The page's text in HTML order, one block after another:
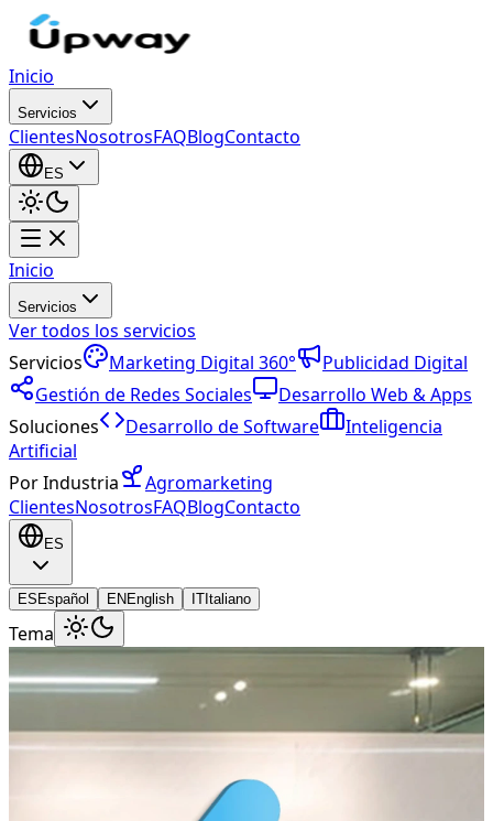
Inicio
Servicios
ClientesNosotrosFAQBlogContacto
ES
Inicio
Servicios
Ver todos los servicios
Servicios
Marketing Digital 360°
Publicidad Digital
Gestión de Redes Sociales
Desarrollo Web & Apps
Soluciones
Desarrollo de Software
Inteligencia
Artificial
Por Industria
Agromarketing
ClientesNosotrosFAQBlogContacto
ES
ES Español EN English IT Italiano
Tema
Términos y Condiciones
Lee nuestros términos y
condiciones de uso